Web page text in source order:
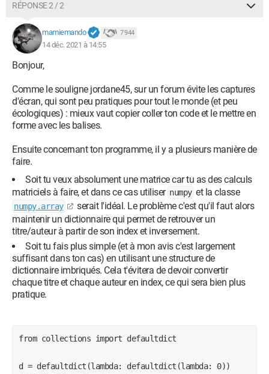
Configuration:
RÉPONSE 2 / 2
mamiemando 7 944
14 déc. 2021 à 14:55
Bonjour,
Comme le souligne jordane45, sur un forum évite les captures
d'écran, qui sont peu pratiques pour tout le monde (et peu
écologiques) : mieux vaut copier coller ton code et le mettre en
forme avec les balises.
Ensuite concernant ton programme, il y a plusieurs manière de
faire.
Soit tu veux absolument une matrice car tu as des calculs
matriciels à faire, et dans ce cas utiliser numpy et la classe
numpy.array
serait l'idéal. Le problème c'est qu'il faut alors
maintenir un dictionnaire qui permet de retrouver un
titre/auteur à partir de son index et inversement.
Soit tu fais plus simple (et à mon avis c'est largement
suffisant dans ton cas) en utilisant une structure de
dictionnaire imbriqués. Cela t'évitera de devoir convertir
chaque titre et chaque auteur en index, ce qui sera bien plus
pratique.
from collections import defaultdict
d = defaultdict(lambda: defaultdict(lambda: 0))